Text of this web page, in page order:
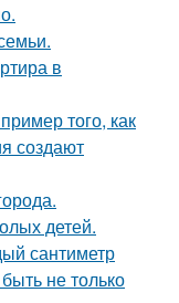
в
того, как
создают
детей.
сантиметр
не только